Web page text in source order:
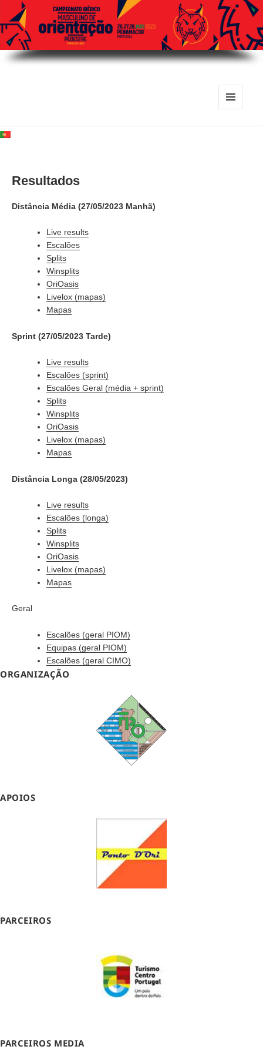
Resultados
Distância Média (27/05/2023 Manhã)
Live results
Escalões
Splits
Winsplits
OriOasis
Livelox (mapas)
Mapas
Sprint (27/05/2023 Tarde)
Live results
Escalões (sprint)
Escalões Geral (média + sprint)
Splits
Winsplits
OriOasis
Livelox (mapas)
Mapas
Distância Longa (28/05/2023)
Live results
Escalões (longa)
Splits
Winsplits
OriOasis
Livelox (mapas)
Mapas
Geral
Escalões (geral PIOM)
Equipas (geral PIOM)
Escalões (geral CIMO)
ORGANIZAÇÃO
APOIOS
PARCEIROS
PARCEIROS MEDIA